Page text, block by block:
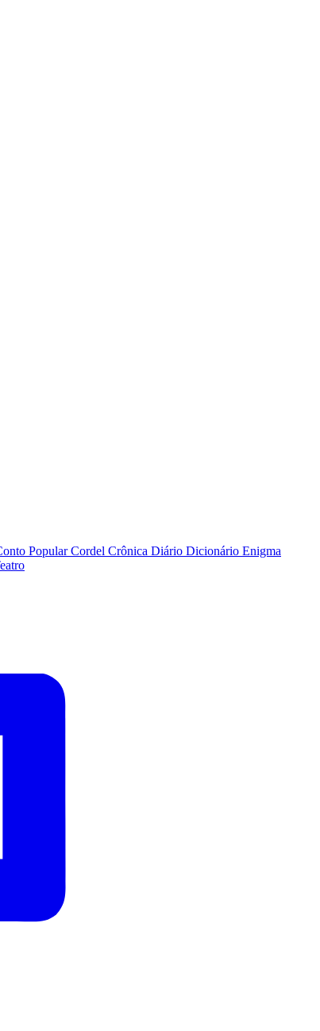
PopularCordel Crônica Diário Dicionário Enigma